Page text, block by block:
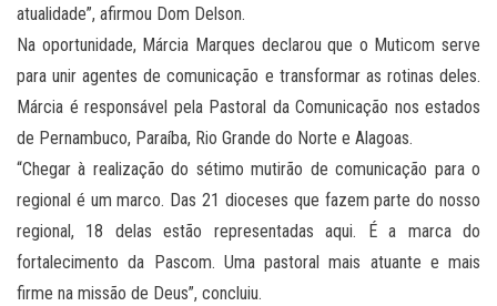
atualidade”, afirmou Dom Delson.
Na oportunidade, Márcia Marques declarou que o Muticom serve
para unir agentes de comunicação e transformar as rotinas deles.
Márcia é responsável pela Pastoral da Comunicação nos estados
de Pernambuco, Paraíba, Rio Grande do Norte e Alagoas.
“Chegar à realização do sétimo mutirão de comunicação para o
regional é um marco. Das 21 dioceses que fazem parte do nosso
regional, 18 delas estão representadas aqui. É a marca do
fortalecimento da Pascom. Uma pastoral mais atuante e mais
firme na missão de Deus”, concluiu.